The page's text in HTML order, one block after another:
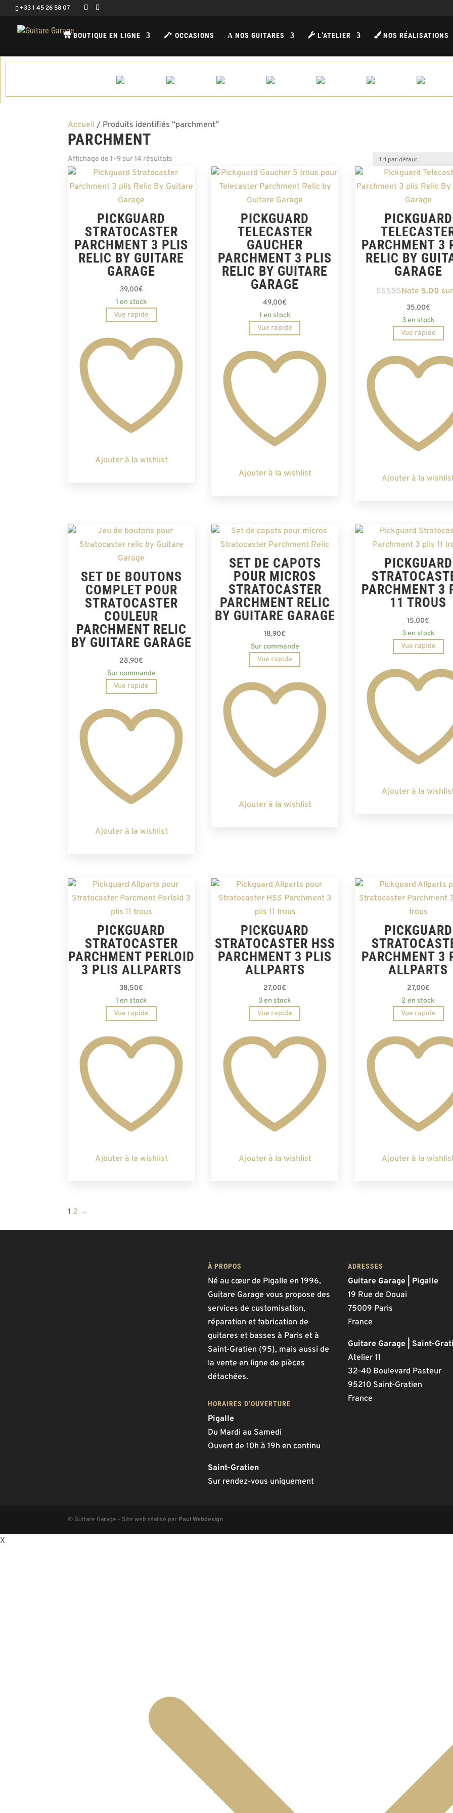
+33 1 45 26 58 07
BOUTIQUE EN LIGNE OCCASIONS A NOS GUITARES L’ATELIER NOS RÉALISATIONS
Accueil / Produits identifiés “parchment”
PARCHMENT
Affichage de 1–9 sur 14 résultats
PICKGUARD
STRATOCASTER
PARCHMENT 3 PLIS
RELIC BY GUITARE
GARAGE
39,00€
1 en stock
Vue rapide
Ajouter à la wishlist
PICKGUARD
TELECASTER
GAUCHER
PARCHMENT 3 PLIS
RELIC BY GUITARE
GARAGE
49,00€
1 en stock
Vue rapide
Ajouter à la wishlist
PICKGUARD
PARCHMENT 3
RELIC BY
GARAGE
Note 5.00
35,00€
3 en stock
Vue rapide
Ajouter à la
SET DE BOUTONS
COMPLET POUR
STRATOCASTER
COULEUR
PARCHMENT RELIC
BY GUITARE GARAGE
28,90€
Sur commande
Vue rapide
Ajouter à la wishlist
SET DE CAPOTS
POUR MICROS
STRATOCASTER
PARCHMENT RELIC
BY GUITARE GARAGE
18,90€
Sur commande
Vue rapide
Ajouter à la wishlist
PICKGUARD
PARCHMENT 3
11 TROUS
15,00€
3 en stock
Vue rapide
Ajouter à la
PICKGUARD
STRATOCASTER
PARCHMENT PERLOID
3 PLIS ALLPARTS
38,50€
1 en stock
Vue rapide
Ajouter à la wishlist
PICKGUARD
STRATOCASTER HSS
PARCHMENT 3 PLIS
ALLPARTS
27,00€
3 en stock
Vue rapide
Ajouter à la wishlist
PICKGUARD
PARCHMENT 3
ALLPARTS
27,00€
2 en stock
Vue rapide
Ajouter à la
1 2 →
À PROPOS
Né au cœur de Pigalle en 1996,
Guitare Garage vous propose des
services de customisation,
réparation et fabrication de
guitares et basses à Paris et à
Saint-Gratien (95), mais aussi de
la vente en ligne de pièces
détachées.
HORAIRES D’OUVERTURE
Pigalle
Du Mardi au Samedi
Ouvert de 10h à 19h en continu
Saint-Gratien
Sur rendez-vous uniquement
ADRESSES
Guitare Garage | Pigalle
19 Rue de Douai
75009 Paris
France
Guitare Garage | Saint-
Atelier 11
32-40 Boulevard Pasteur
95210 Saint-Gratien
France
© Guitare Garage - Site web réalisé par Paul Webdesign
X